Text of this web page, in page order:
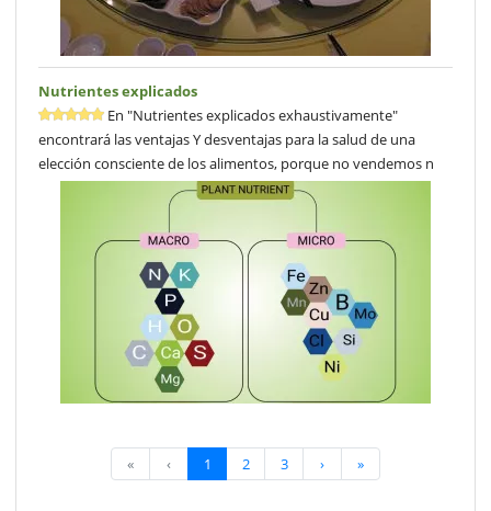
Nutrientes explicados
En "Nutrientes explicados exhaustivamente"
encontrará las ventajas Y desventajas para la salud de una
elección consciente de los alimentos, porque no vendemos n
« ‹ 1 2 3 › »